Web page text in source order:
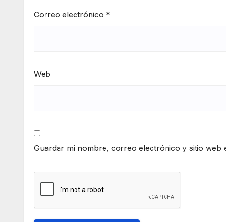
Correo electrónico *
Web
Guardar mi nombre, correo electrónico y sitio web